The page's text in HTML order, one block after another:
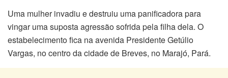
Uma mulher invadiu e destruiu uma panificadora para
vingar uma suposta agressão sofrida pela filha dela. O
estabelecimento fica na avenida Presidente Getúlio
Vargas, no centro da cidade de Breves, no Marajó, Pará.